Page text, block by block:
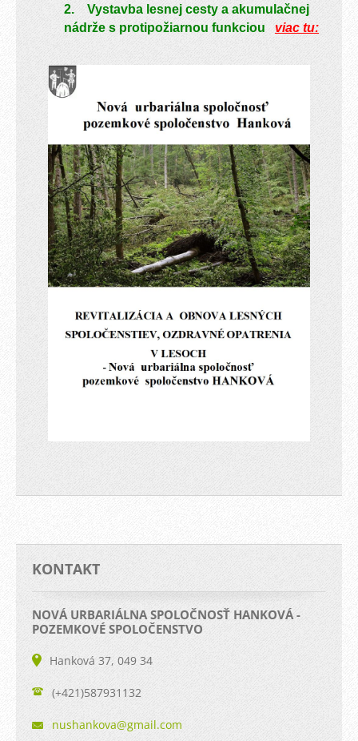
2. Vystavba lesnej cesty a akumulačnej
nádrže s protipožiarnou funkciou viac tu:
KONTAKT
NOVÁ URBARIÁLNA SPOLOČNOSŤ HANKOVÁ -
POZEMKOVÉ SPOLOČENSTVO
Hanková 37, 049 34
(+421)587931132
nushankova@gmail.com